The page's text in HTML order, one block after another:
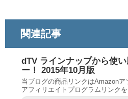
関連記事
dTV ラインナップから使
ー！ 2015年10月版
当ブログの商品リンクはAmazon
アフィリエイトプログラムリンク